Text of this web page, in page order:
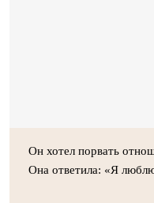
Он хотел порвать
Она ответила: «Я